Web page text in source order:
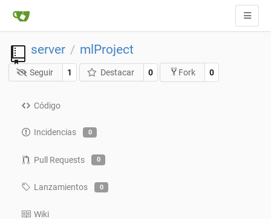
server / mlProject
Seguir 1 Destacar 0 Fork 0
Código
Incidencias 0
Pull Requests 0
Lanzamientos 0
Wiki